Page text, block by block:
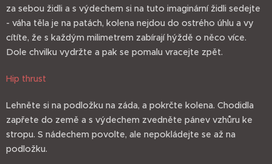
za sebou židli a s výdechem si na tuto imaginární židli sedejte
- váha těla je na patách, kolena nejdou do ostrého úhlu a vy
cítíte, že s každým milimetrem zabírají hýždě o něco více.
Dole chvilku vydržte a pak se pomalu vracejte zpět.
Hip thrust
Lehněte si na podložku na záda, a pokrčte kolena. Chodidla
zapřete do země a s výdechem zvedněte pánev vzhůru ke
stropu. S nádechem povolte, ale nepokládejte se až na
podložku.